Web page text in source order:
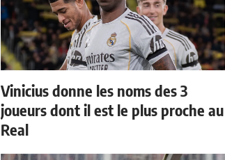
Vinicius donne les noms des 3
joueurs dont il est le plus proche au
Real